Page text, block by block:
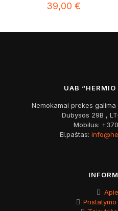
39,00€
UAB “HERMIO
Nemokamai prekes
Dubysos 29B ,
Mobilus:
El.paštas: